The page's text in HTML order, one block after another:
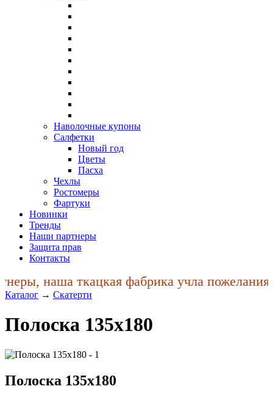
Наволочные купоны
Салфетки
Новый год
Цветы
Пасха
Чехлы
Ростомеры
Фартуки
Новинки
Тренды
Наши партнеры
Защита прав
Контакты
наша ткацкая фабрика учла пожелания
Каталог → Скатерти
Полоска 135x180
Полоска 135x180